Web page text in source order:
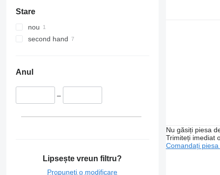
Stare
nou
second hand
Anul
–
Lipsește vreun filtru?
Propuneți o modificare
Nu găsiți piesa
Trimiteți imediat
Comandați